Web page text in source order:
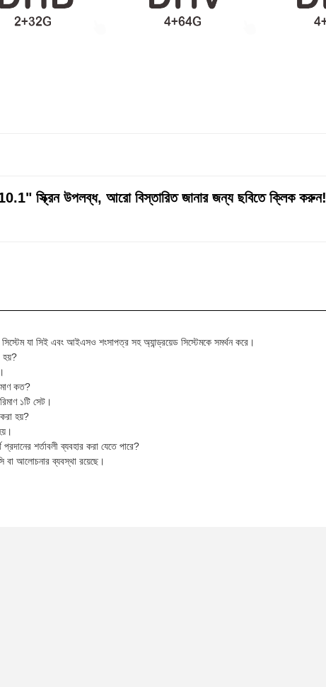
স্ক্রিন উপলব্ধ, আরো বিস্তারিত জানার জন্য ছবিতে ক্লিক করুন!
যা সিই এবং আইএসও শংসাপত্র সহ অ্যান্ড্রয়েড সিস্টেমকে সমর্থন করে।
হয়?
কত?
১টি সেট।
হয়?
শর্তাবলী ব্যবহার করা যেতে পারে?
বা আলোচনার ব্যবস্থা রয়েছে।